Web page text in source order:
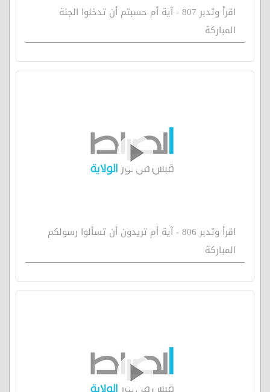
اقرأ وتدبر 807 - آية أم حسبتم أن تدخلوا الجنة
المباركة
اقرأ وتدبر 806 - آية أم تريدون أن تسألوا رسولكم
المباركة